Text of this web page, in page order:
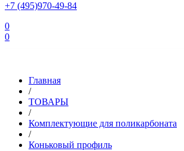
+7 (495)970-49-84
0
0
Главная
/
ТОВАРЫ
/
Комплектующие для поликарбоната
/
Коньковый профиль